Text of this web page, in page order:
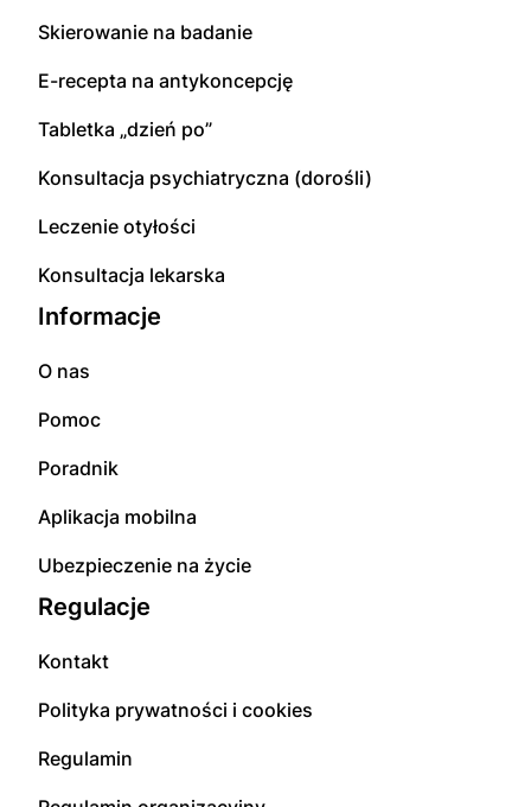
Skierowanie na badanie
E-recepta na antykoncepcję
Tabletka „dzień po”
Konsultacja psychiatryczna (dorośli)
Leczenie otyłości
Konsultacja lekarska
Informacje
O nas
Pomoc
Poradnik
Aplikacja mobilna
Ubezpieczenie na życie
Regulacje
Kontakt
Polityka prywatności i cookies
Regulamin